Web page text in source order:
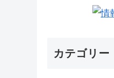
カテゴリー